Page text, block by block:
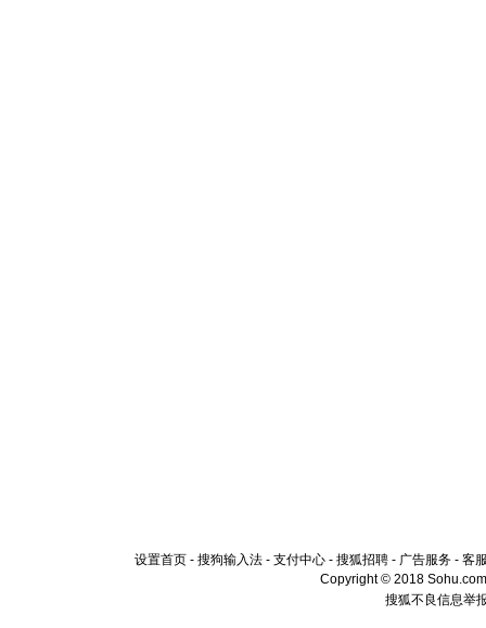
设置首页 - 搜狗输入法 - 支付中心 - 搜狐招聘 - 广告服务 - 客
Copyright © 2018
搜狐不良信息举